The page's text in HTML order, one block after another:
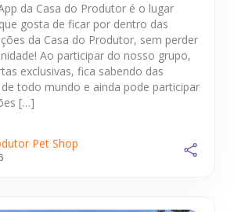
da Casa do Produtor é o lugar
gosta de ficar por dentro das
da Casa do Produtor, sem perder
Ao participar do nosso grupo,
exclusivas, fica sabendo das
todo mundo e ainda pode participar
[…]
Pet Shop